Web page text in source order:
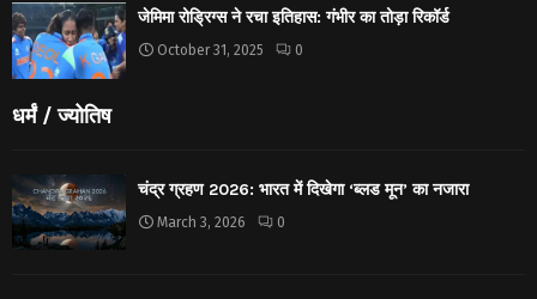
जेमिमा रोड्रिग्स ने रचा इतिहास: गंभीर का तोड़ा रिकॉर्ड
October 31, 2025 0
धर्मं / ज्योतिष
चंद्र ग्रहण 2026: भारत में दिखेगा ‘ब्लड मून’ का नजारा
March 3, 2026 0